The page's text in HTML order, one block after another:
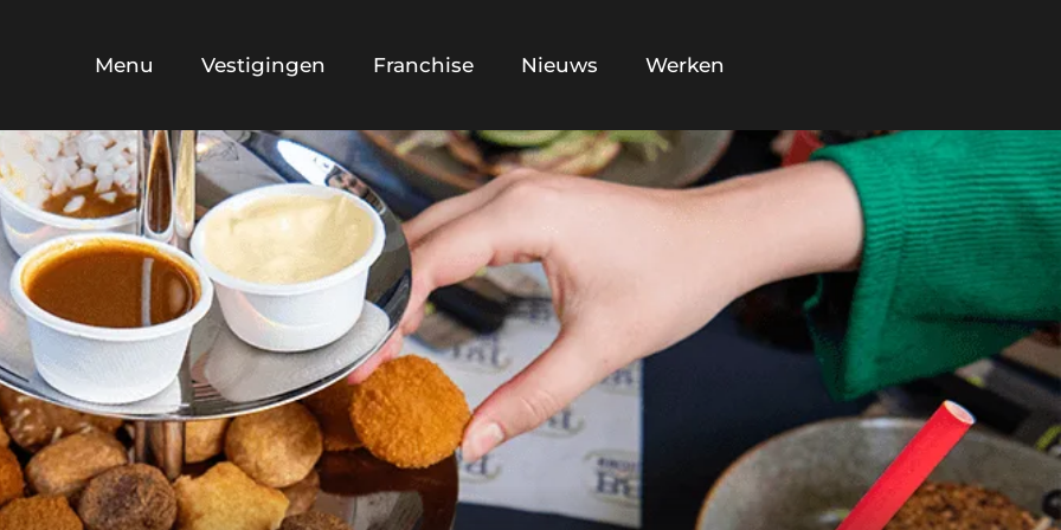
Menu Vestigingen Franchise Nieuws Werken